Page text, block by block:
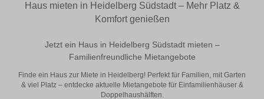
Haus mieten in Heidelberg Südstadt – Mehr Platz &
Komfort genießen
Jetzt ein Haus in Heidelberg Südstadt mieten –
Familienfreundliche Mietangebote
Finde ein Haus zur Miete in Heidelberg! Perfekt für Familien, mit Garten
& viel Platz – entdecke aktuelle Mietangebote für Einfamilienhäuser &
Doppelhaushälften.